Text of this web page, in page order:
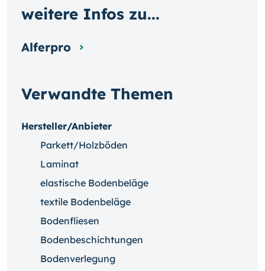
Verwandte Themen
Hersteller/Anbieter
Parkett/Holzböden
Laminat
elastische Bodenbeläge
textile Bodenbeläge
Bodenfliesen
Bodenbeschichtungen
Bodenverlegung
weitere Infos zu...
Alferpro